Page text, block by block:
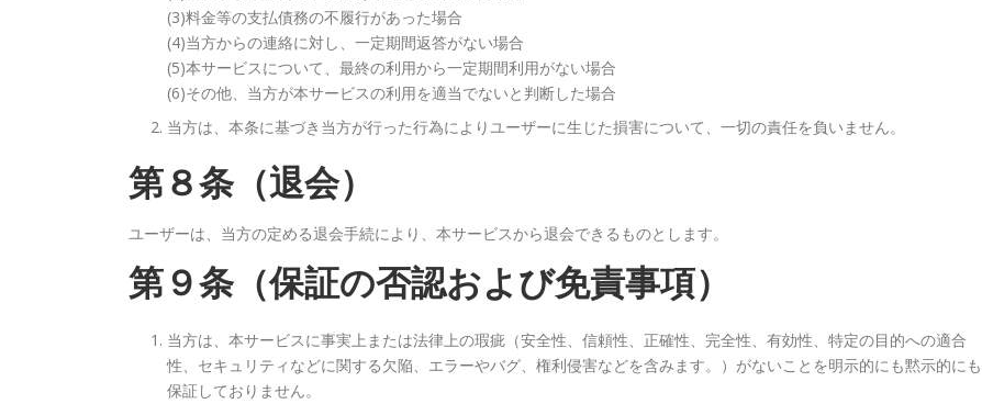
(3)料金等の支払債務の不履行があった場合
(4)当方からの連絡に対し、一定期間返答がない場合
(5)本サービスについて、最終の利用から一定期間利用がない場合
(6)その他、当方が本サービスの利用を適当でないと判断した場合
当方は、本条に基づき当方が行った行為によりユーザーに生じた損害について、一切の責任を負いません。
第８条（退会）
ユーザーは、当方の定める退会手続により、本サービスから退会できるものとします。
第９条（保証の否認および免責事項）
当方は、本サービスに事実上または法律上の瑕疵（安全性、信頼性、正確性、完全性、有効性、特定の目的への適合
性、セキュリティなどに関する欠陥、エラーやバグ、権利侵害などを含みます。）がないことを明示的にも黙示的にも
保証しておりません。